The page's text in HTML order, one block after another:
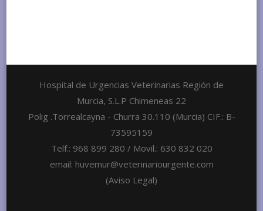
Hospital de Urgencias Veterinarias Región de
Murcia, S.L.P Chimeneas 22
Polig .Torrealcayna - Churra 30.110 (Murcia) CIF.: B-
73595159
Telf.: 968 899 280 / Movil.: 630 832 020
email: huvemur@veterinariourgente.com
(Aviso Legal)